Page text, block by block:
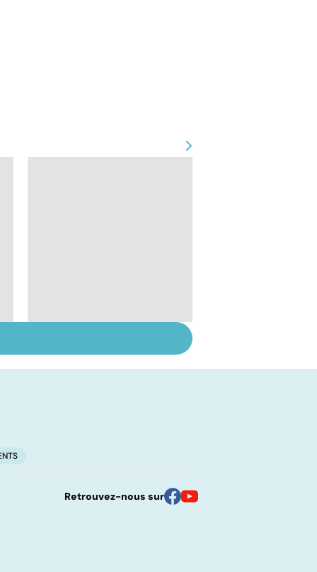
amygdales : que faire
Retrouvez-nous sur